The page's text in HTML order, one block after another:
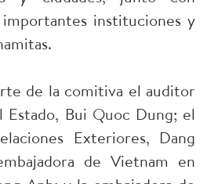
instituciones y
de la comitiva el auditor
Estado, Bui Quoc Dung; el
Exteriores, Dang
de Vietnam en